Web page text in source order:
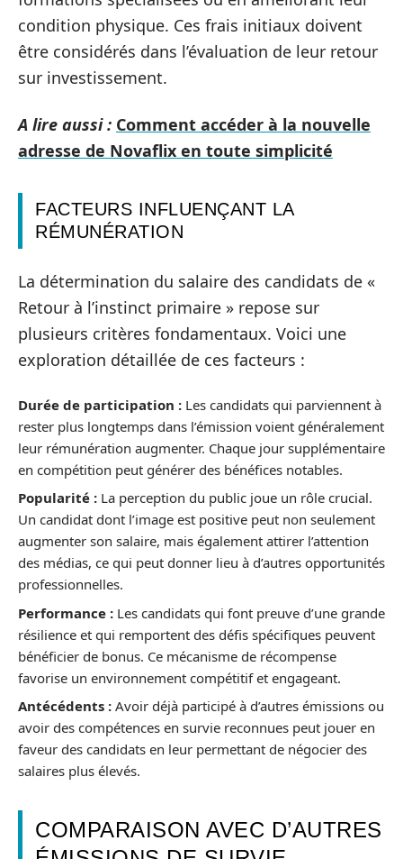
condition physique. Ces frais initiaux doivent
être considérés dans l’évaluation de leur retour
sur investissement.
A lire aussi : Comment accéder à la nouvelle
adresse de Novaflix en toute simplicité
FACTEURS INFLUENÇANT LA
RÉMUNÉRATION
La détermination du salaire des candidats de «
Retour à l’instinct primaire » repose sur
plusieurs critères fondamentaux. Voici une
exploration détaillée de ces facteurs :
Durée de participation : Les candidats qui parviennent à
rester plus longtemps dans l’émission voient généralement
leur rémunération augmenter. Chaque jour supplémentaire
en compétition peut générer des bénéfices notables.
Popularité : La perception du public joue un rôle crucial.
Un candidat dont l’image est positive peut non seulement
augmenter son salaire, mais également attirer l’attention
des médias, ce qui peut donner lieu à d’autres opportunités
professionnelles.
Performance : Les candidats qui font preuve d’une grande
résilience et qui remportent des défis spécifiques peuvent
bénéficier de bonus. Ce mécanisme de récompense
favorise un environnement compétitif et engageant.
Antécédents : Avoir déjà participé à d’autres émissions ou
avoir des compétences en survie reconnues peut jouer en
faveur des candidats en leur permettant de négocier des
salaires plus élevés.
COMPARAISON AVEC D’AUTRES